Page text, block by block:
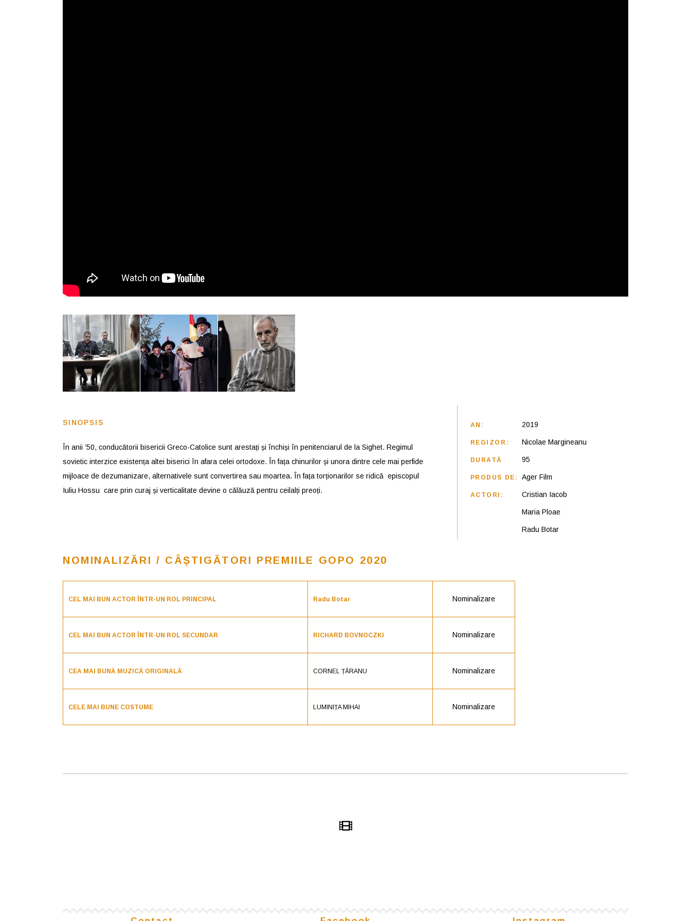
SINOPSIS
În anii ’50, conducătorii bisericii Greco-Catolice sunt arestați și închiși în penitenciarul de la Sighet. Regimul
sovietic interzice existența altei biserici în afara celei ortodoxe. În fața chinurilor și unora dintre cele mai perfide
mijloace de dezumanizare, alternativele sunt convertirea sau moartea. În fața torționarilor se ridică episcopul
Iuliu Hossu care prin curaj și verticalitate devine o călăuză pentru ceilalți preoți.
AN: 2019
REGIZOR: Nicolae Margineanu
DURATĂ 95
PRODUS DE: Ager Film
ACTORI: Cristian Iacob
Maria Ploae
Radu Botar
NOMINALIZĂRI / CÂȘTIGĂTORI PREMIILE GOPO 2020
CEL MAI BUN ACTOR ÎNTR-UN ROL PRINCIPAL Radu Botar Nominalizare
CEL MAI BUN ACTOR ÎNTR-UN ROL SECUNDAR RICHARD BOVNOCZKI Nominalizare
CEA MAI BUNĂ MUZICĂ ORIGINALĂ CORNEL ȚĂRANU Nominalizare
CELE MAI BUNE COSTUME LUMINIȚA MIHAI Nominalizare